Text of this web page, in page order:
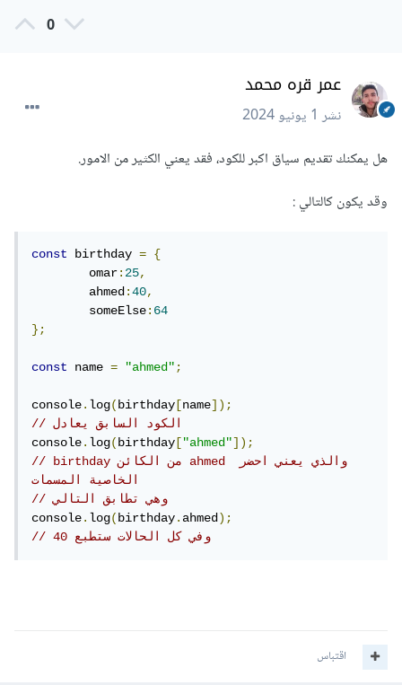
0
عمر قره محمد
نشر1 يونيو 2024
هل يمكنك تقديم سياق اكبر للكود، فقد يعني الكثير من الامور.
وقد يكون كالتالي
const birthday =
{
	omar
:25,
	ahmed
:40,
	someElse
:64
};
const name = "ahmed";
console.log(birthday [name]);
// الكود السابق يعادل
console.log(birthday ["ahmed"]);
// birthday من الكائن ahmed والذي يعني احضر
الخاصية المسمات
// وهي تطابق التالي
console.log(birthday.ahmed);
// وفي كل الحالات ستطبع 40
اقتباس